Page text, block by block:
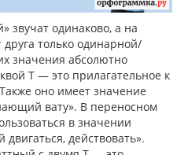
звучат одинаково, а на
только одинарной/
значения абсолютно
Т — это прилагательное к
оно имеет значение
вату». В переносном
в значении
действовать».